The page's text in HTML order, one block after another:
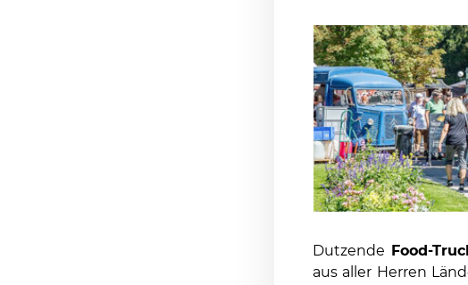
Dutzende Food-
aus aller Herren